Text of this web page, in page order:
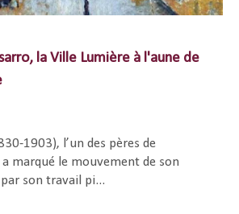
la Ville Lumière à l'aune de
1903), l’un des pères de
a marqué le mouvement de son
son travail pi...